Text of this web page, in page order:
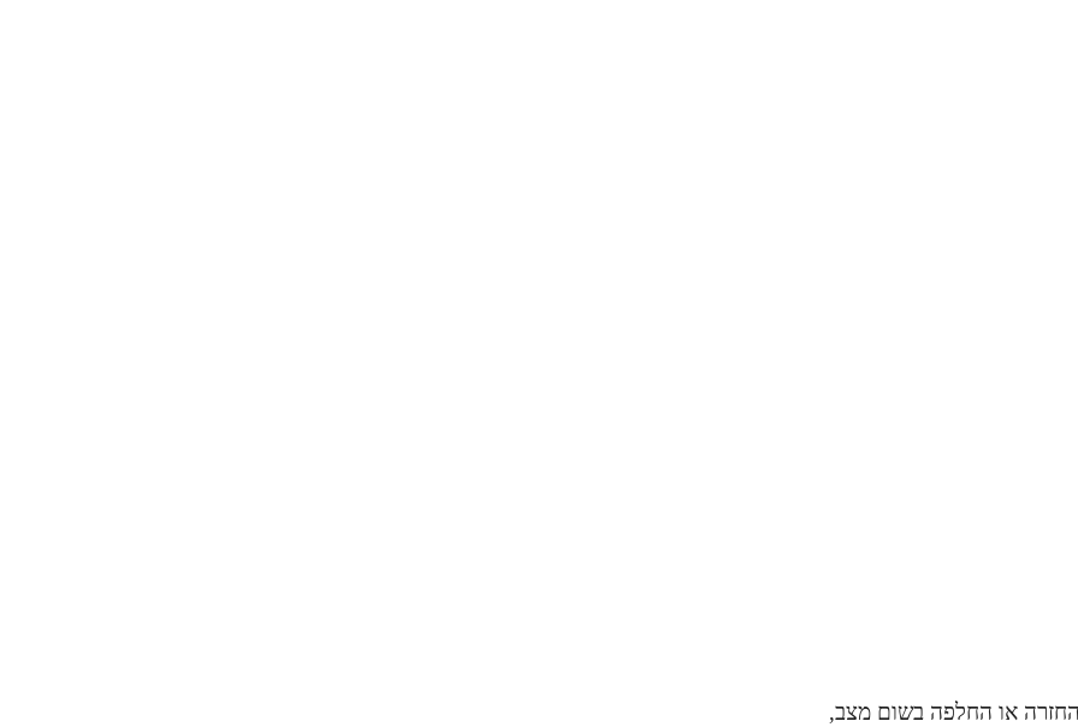
בחנות הפיזית ! תמיד עדיף ליצור איתנו קשר לפני שרוצים להגיע לרכוש משהו שראיתם באתר.
בהתאם למלאי ומחירי השוק!
והמחיר יתאשרו רק לאחר בדיקת מלאי ותשלום בפועל.
או החלפה בשום מצב,